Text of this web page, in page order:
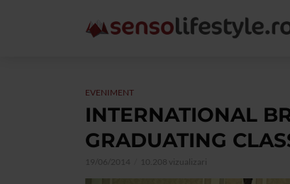
EVENIMENT
INTERNATIONAL
GRADUATING
19/06/2014 10.208 vizualizari